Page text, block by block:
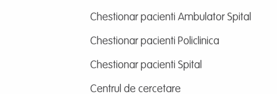
Chestionar pacienti Ambulator Spital
Chestionar pacienti Policlinica
Chestionar pacienti Spital
Centrul de cercetare